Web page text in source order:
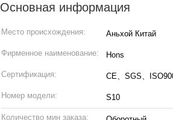
Основная информация
Место происхождения: Аньхой Китай
Фирменное наименование: Hons
Сертификация: CE、SGS、
Номер модели: S10
Количество мин заказа: